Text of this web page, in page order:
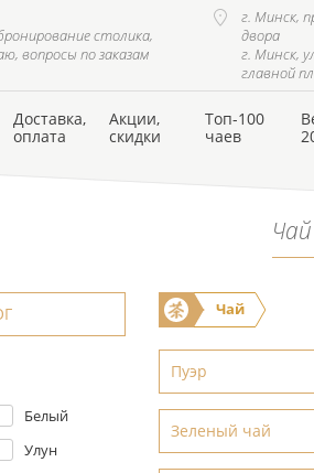
столика,
вопросы по заказам
г. Минск,
двора
г. Минск,
главной
Доставка,
оплата
Акции,
скидки
Топ-100
чаев
Белый
Улун
Чай
Пуэр
Зеленый чай